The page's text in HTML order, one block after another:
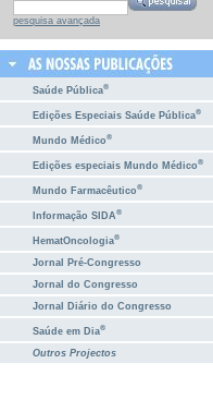
pesquisa avançada
Saúde Pública®
Edições Especiais Saúde Pública®
Mundo Médico®
Edições especiais Mundo Médico®
Mundo Farmacêutico®
Informação SIDA®
HematOncologia®
Jornal Pré-Congresso
Jornal do Congresso
Jornal Diário do Congresso
Saúde em Dia®
Outros Projectos